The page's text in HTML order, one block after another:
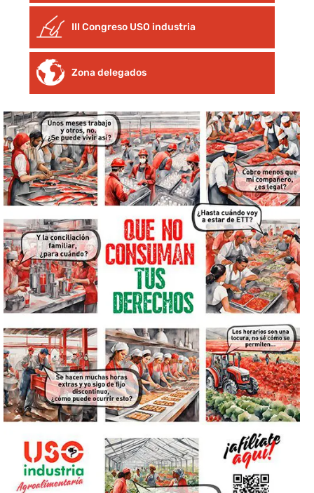
III Congreso USO industria
Zona delegados